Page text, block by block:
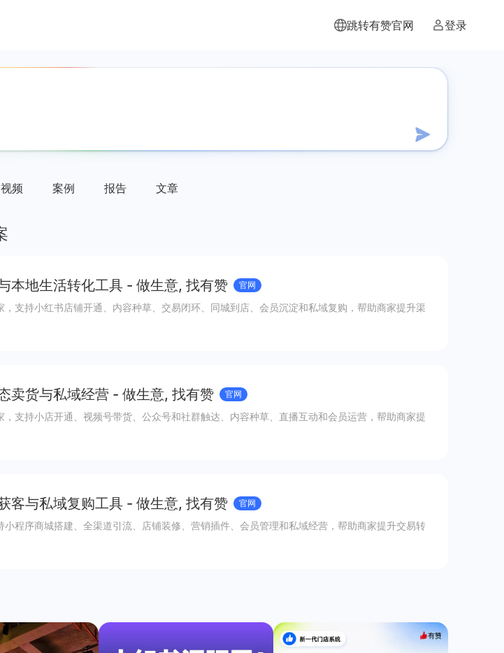
跳转有赞官网 登录
视频 案例 报告 文章
本地生活转化工具 - 做生意, 找有赞 官网
支持小红书店铺开通、内容种草、交易闭环、同城到店、会员沉淀和私域复购，帮助商家提升渠
卖货与私域经营 - 做生意, 找有赞 官网
支持小店开通、视频号带货、公众号和社群触达、内容种草、直播互动和会员运营，帮助商家提
客与私域复购工具 - 做生意, 找有赞 官网
程序商城搭建、全渠道引流、店铺装修、营销插件、会员管理和私域经营，帮助商家提升交易转